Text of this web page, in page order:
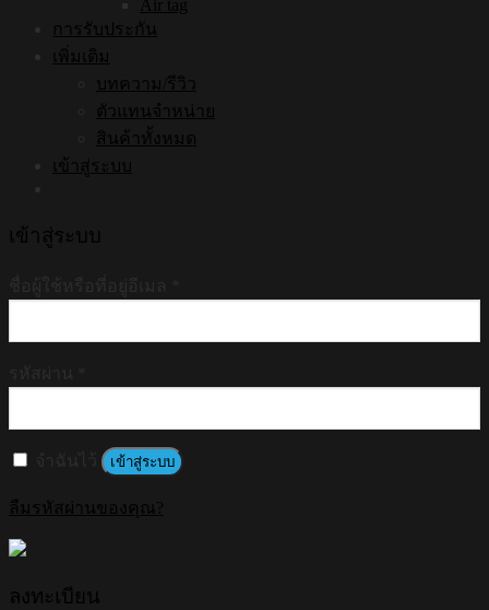
Air tag
การรับประกัน
เพิ่มเติม
บทความ/รีวิว
ตัวแทนจำหน่าย
สินค้าทั้งหมด
เข้าสู่ระบบ
เข้าสู่ระบบ
เข้าสู่ระบบ
ลืมรหัสผ่านของคุณ?
ลงทะเบียน